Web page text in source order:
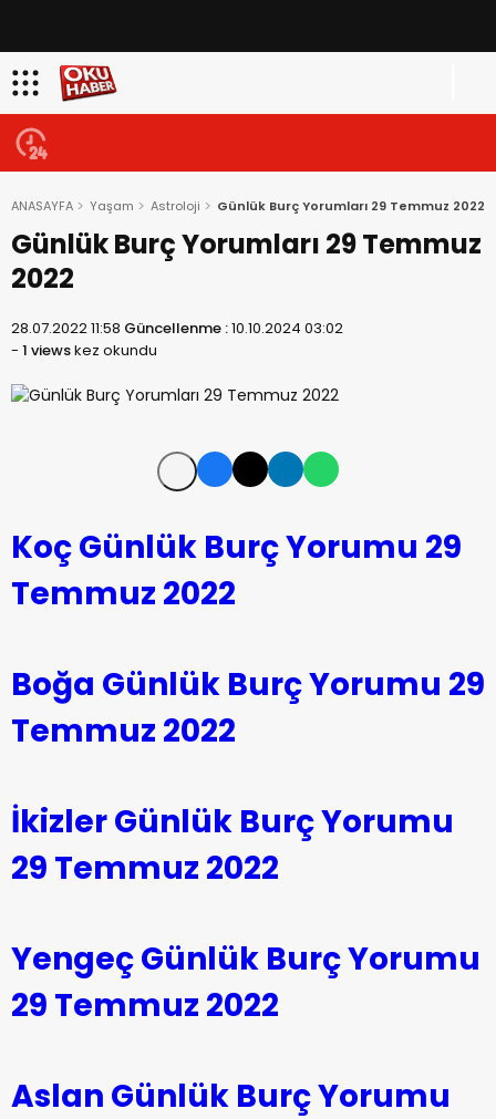
ANASAYFA Yaşam Astroloji Günlük Burç Yorumları 29 Temmuz 2022
Günlük Burç Yorumları 29 Temmuz
2022
28.07.2022 11:58 Güncellenme :10.10.2024 03:02
- 1 viewskez okundu
Koç Günlük Burç Yorumu 29
Temmuz 2022
Boğa Günlük Burç Yorumu 29
Temmuz 2022
İkizler Günlük Burç Yorumu
29 Temmuz 2022
Yengeç Günlük Burç Yorumu
29 Temmuz 2022
Aslan Günlük Burç Yorumu